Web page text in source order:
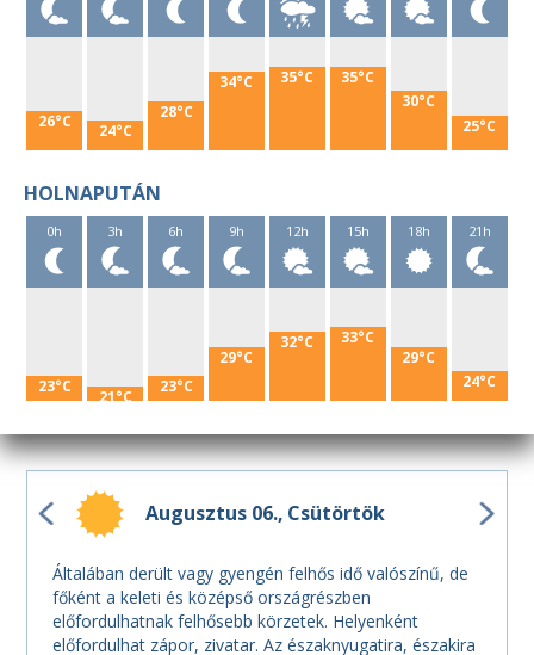
26°C 24°C
28°C
34°C 35°C 35°C
30°C
25°C
HOLNAPUTÁN
0h
23°C
3h
21°C
6h
23°C
9h
29°C
12h
32°C
15h
33°C
18h
29°C
21h
24°C
Augusztus 06. Csütörtök
Általában derült vagy gyengén felhős idő valószínű, de
főként a keleti és középső országrészben
előfordulhatnak felhősebb körzetek. Helyenként
előfordulhat zápor, zivatar. Az északnyugatira, északira